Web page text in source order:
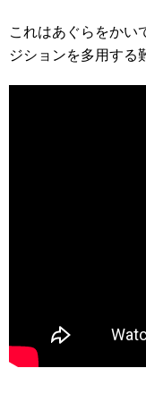
これはあぐらをかい
ジションを多用する